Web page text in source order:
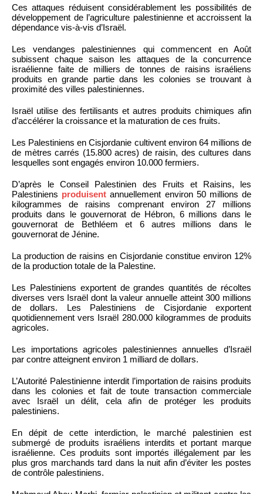
Ces attaques réduisent considérablement les possibilités de
développement de l’agriculture palestinienne et accroissent la
dépendance vis-à-vis d’Israël.
Les vendanges palestiniennes qui commencent en Août
subissent chaque saison les attaques de la concurrence
israélienne faite de milliers de tonnes de raisins israéliens
produits en grande partie dans les colonies se trouvant à
proximité des villes palestiniennes.
Israël utilise des fertilisants et autres produits chimiques afin
d’accélérer la croissance et la maturation de ces fruits.
Les Palestiniens en Cisjordanie cultivent environ 64 millions de
de mètres carrés (15.800 acres) de raisin, des cultures dans
lesquelles sont engagés environ 10.000 fermiers.
D’après le Conseil Palestinien des Fruits et Raisins, les
Palestiniens produisent annuellement environ 50 millions de
kilogrammes de raisins comprenant environ 27 millions
produits dans le gouvernorat de Hébron, 6 millions dans le
gouvernorat de Bethléem et 6 autres millions dans le
gouvernorat de Jénine.
La production de raisins en Cisjordanie constitue environ 12%
de la production totale de la Palestine.
Les Palestiniens exportent de grandes quantités de récoltes
diverses vers Israël dont la valeur annuelle atteint 300 millions
de dollars. Les Palestiniens de Cisjordanie exportent
quotidiennement vers Israël 280.000 kilogrammes de produits
agricoles.
Les importations agricoles palestiniennes annuelles d’Israël
par contre atteignent environ 1 milliard de dollars.
L’Autorité Palestinienne interdit l’importation de raisins produits
dans les colonies et fait de toute transaction commerciale
avec Israël un délit, cela afin de protéger les produits
palestiniens.
En dépit de cette interdiction, le marché palestinien est
submergé de produits israéliens interdits et portant marque
israélienne. Ces produits sont importés illégalement par les
plus gros marchands tard dans la nuit afin d’éviter les postes
de contrôle palestiniens.